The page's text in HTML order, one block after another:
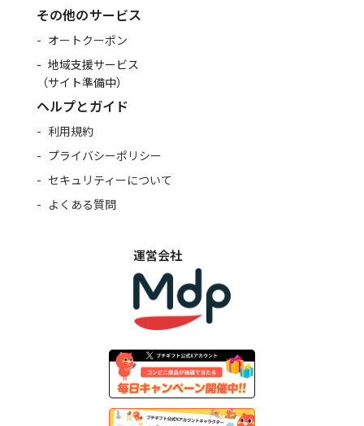
運営会社
その他のサービス
オートクーポン
地域支援サービス
（サイト準備中）
ヘルプとガイド
利用規約
プライバシーポリシー
セキュリティーについて
よくある質問